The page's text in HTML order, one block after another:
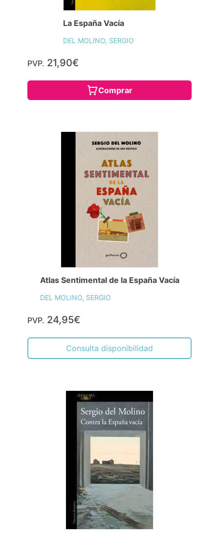
La España Vacía
DEL MOLINO, SERGIO
PVP. 21,90€
Comprar
Atlas Sentimental de la España Vacía
DEL MOLINO, SERGIO
PVP. 24,95€
Consulta disponibilidad